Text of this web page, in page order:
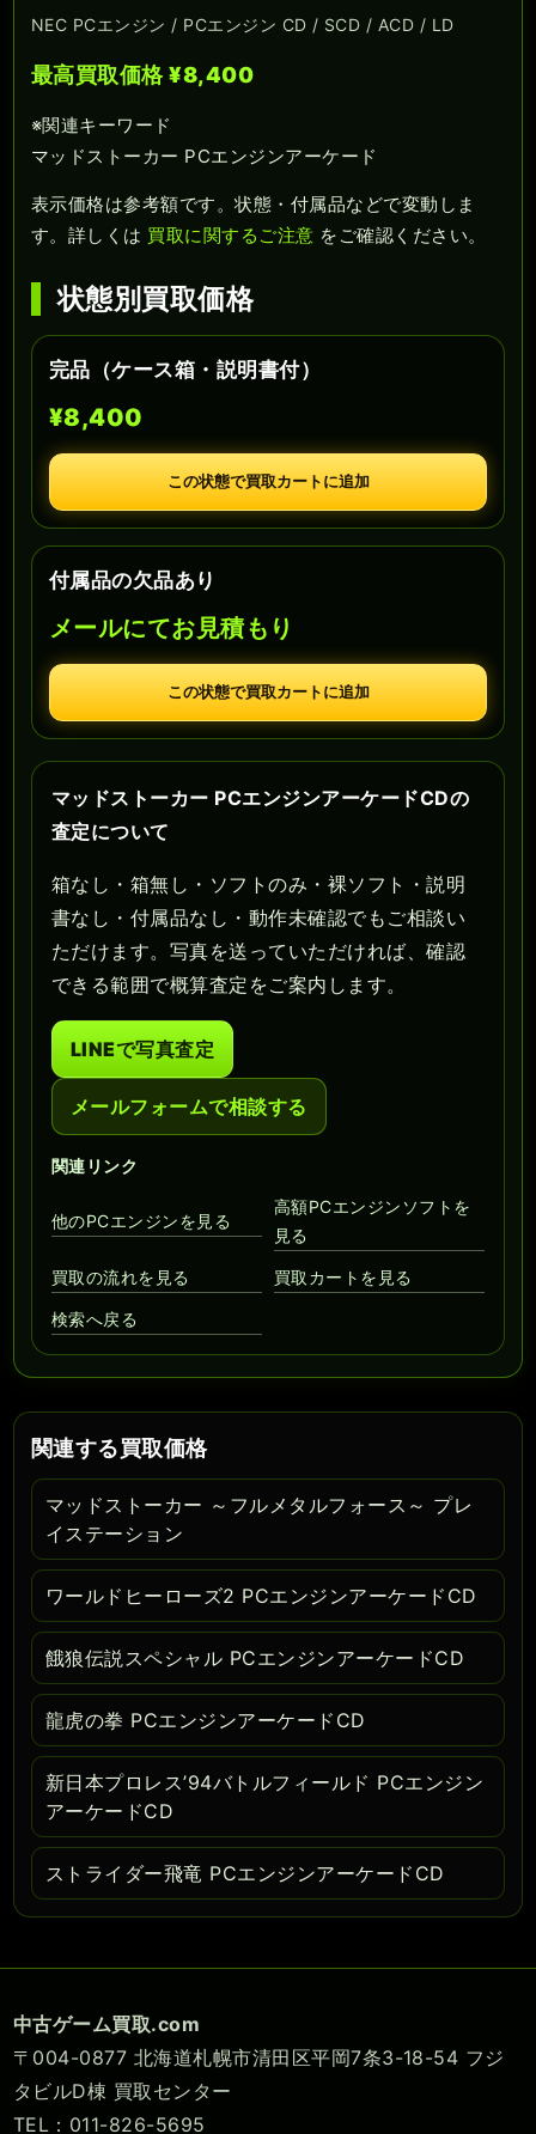
NEC PCエンジン / PCエンジン CD / SCD / ACD / LD
最高買取価格 ¥8,400
※関連キーワード
マッドストーカー PCエンジンアーケード
表示価格は参考額です。状態・付属品などで変動しま
す。詳しくは 買取に関するご注意 をご確認ください。
状態別買取価格
完品（ケース箱・説明書付）
¥8,400
この状態で買取カートに追加
付属品の欠品あり
メールにてお見積もり
この状態で買取カートに追加
マッドストーカー PCエンジンアーケードCDの
査定について
箱なし・箱無し・ソフトのみ・裸ソフト・説明
書なし・付属品なし・動作未確認でもご相談い
ただけます。写真を送っていただければ、確認
できる範囲で概算査定をご案内します。
LINEで写真査定
メールフォームで相談する
関連リンク
他のPCエンジンを見る
高額PCエンジンソフトを
見る
買取の流れを見る 買取カートを見る
検索へ戻る
関連する買取価格
マッドストーカー ～フルメタルフォース～ プレ
イステーション
ワールドヒーローズ2 PCエンジンアーケードCD
餓狼伝説スペシャル PCエンジンアーケードCD
龍虎の拳 PCエンジンアーケードCD
新日本プロレス’94バトルフィールド PCエンジン
アーケードCD
ストライダー飛竜 PCエンジンアーケードCD
中古ゲーム買取.com
〒004-0877 北海道札幌市清田区平岡7条3-18-54 フジ
タビルD棟 買取センター
TEL：011-826-5695